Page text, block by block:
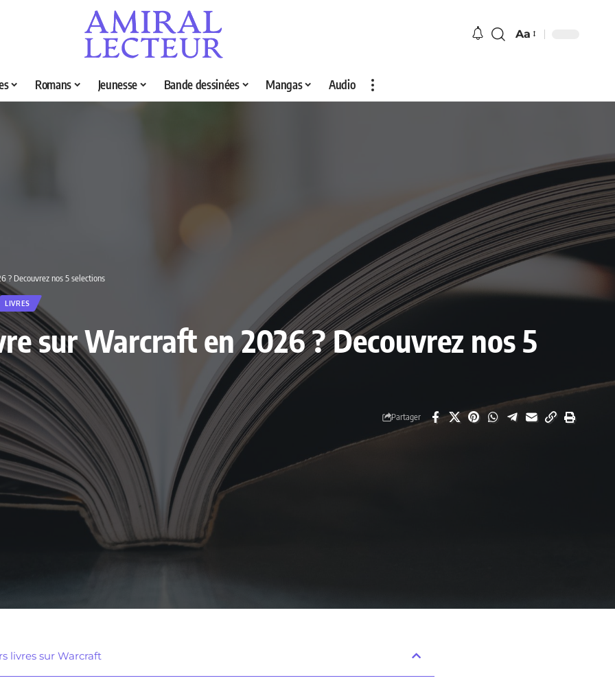
Aa
Romans Jeunesse Bande dessinées Mangas Audio
? Decouvrez nos 5 selections
LIVRES
sur Warcraft en 2026 ? Decouvrez nos 5
Partager
livres sur Warcraft